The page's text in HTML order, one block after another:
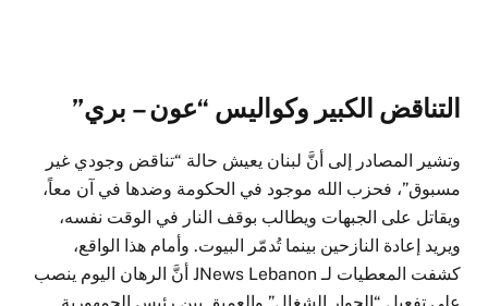
التناقض الكبير وكواليس “عون – بري”
وتشير المصادر إلى أنَّ لبنان يعيش حالة “تناقض وجودي غير
مسبوق”، فحزب الله موجود في الحكومة وضدها في آن معاً،
ويقاتل على الجبهات ويطالب بوقف النار في الوقت نفسه،
ويريد إعادة النازحين بينما تُدمّر البيوت. وأمام هذا الواقع،
كشفت المعطيات لـ JNews Lebanon أنَّ الرهان اليوم ينصب